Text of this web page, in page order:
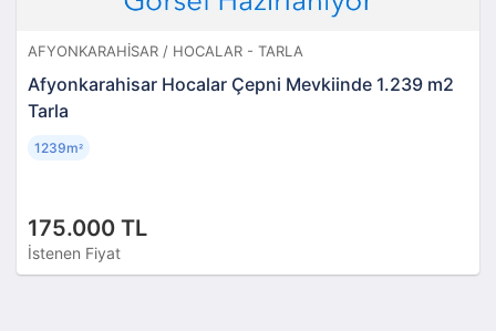
AFYONKARAHISAR / HOCALAR - TARLA
Afyonkarahisar Hocalar Çepni Mevkiinde 1.239 m2
Tarla
175.000 TL
İstenen Fiyat
1239m²